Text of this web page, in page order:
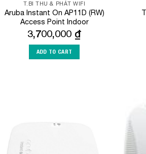
T.BI THU & PHÁT WIFI
Aruba Instant On AP11D (RW)
Access Point Indoor
3,700,000 ₫
ADD TO CART